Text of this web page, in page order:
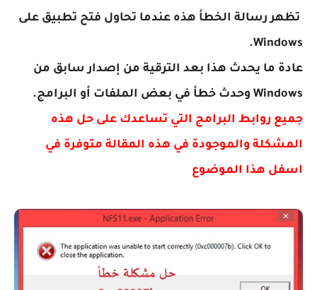
تظهر رسالة الخطأ هذه عندما تحاول فتح تطبيق على
Windows.
عادة ما يحدث هذا بعد الترقية من إصدار سابق من
Windows وحدث خطأ في بعض الملفات أو البرامج.
جميع روابط البرامج التي تساعدك على حل هذه
المشكلة والموجودة في هذه المقالة متوفرة في
اسفل هذا الموضوع